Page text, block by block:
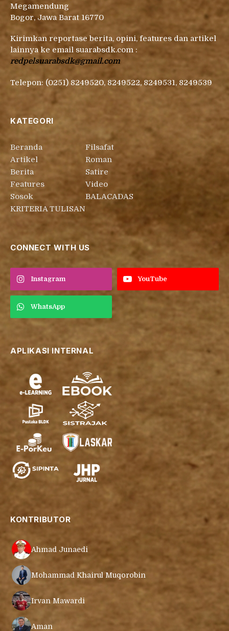
Megamendung
Bogor, Jawa Barat 16770
Kirimkan reportase berita, opini, features dan artikel
lainnya ke email suarabsdk.com :
redpelsuarabsdk@gmail.com
Telepon: (0251) 8249520, 8249522, 8249531, 8249539
KATEGORI
Beranda
Artikel
Berita
Features
Sosok
KRITERIA TULISAN
Filsafat
Roman
Satire
Video
BALACADAS
CONNECT WITH US
Instagram YouTube
WhatsApp
APLIKASI INTERNAL
KONTRIBUTOR
Ahmad Junaedi
Mohammad Khairul Muqorobin
Irvan Mawardi
Aman